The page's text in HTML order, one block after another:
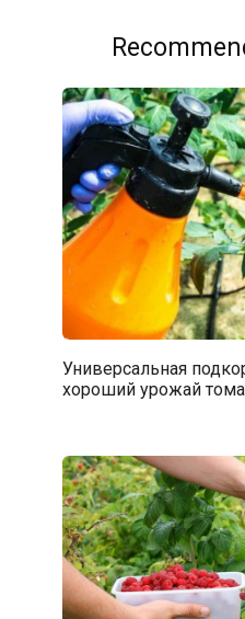
Универсальная
хороший урожай